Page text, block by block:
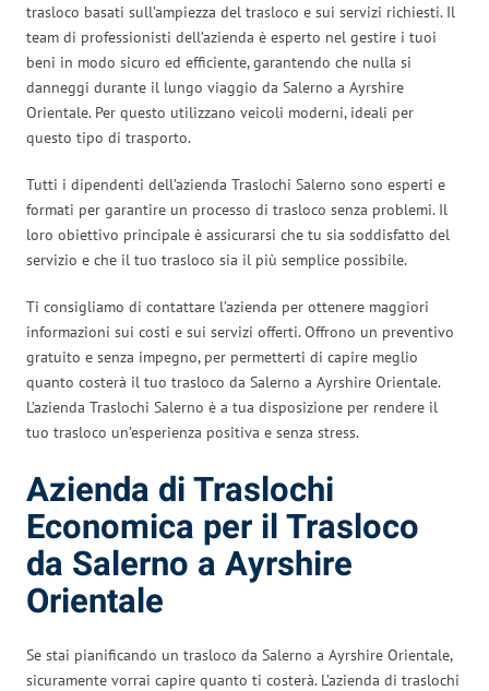
trasloco basati sull’ampiezza del trasloco e sui servizi richiesti. Il
team di professionisti dell’azienda è esperto nel gestire i tuoi
beni in modo sicuro ed efficiente, garantendo che nulla si
danneggi durante il lungo viaggio da Salerno a Ayrshire
Orientale. Per questo utilizzano veicoli moderni, ideali per
questo tipo di trasporto.
Tutti i dipendenti dell’azienda Traslochi Salerno sono esperti e
formati per garantire un processo di trasloco senza problemi. Il
loro obiettivo principale è assicurarsi che tu sia soddisfatto del
servizio e che il tuo trasloco sia il più semplice possibile.
Ti consigliamo di contattare l’azienda per ottenere maggiori
informazioni sui costi e sui servizi offerti. Offrono un preventivo
gratuito e senza impegno, per permetterti di capire meglio
quanto costerà il tuo trasloco da Salerno a Ayrshire Orientale.
L’azienda Traslochi Salerno è a tua disposizione per rendere il
tuo trasloco un’esperienza positiva e senza stress.
Azienda di Traslochi
Economica per il Trasloco
da Salerno a Ayrshire
Orientale
Se stai pianificando un trasloco da Salerno a Ayrshire Orientale,
sicuramente vorrai capire quanto ti costerà. L’azienda di traslochi